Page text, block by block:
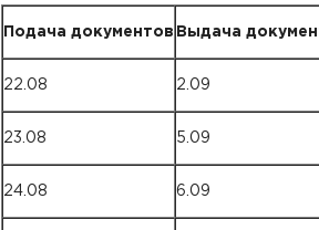
Подача документов Выдача
22.08 2.09
23.08 5.09
24.08 6.09